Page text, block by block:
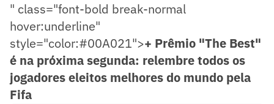
" class="font-bold break-normal
hover:underline"
style="color:#00A021">+ Prêmio "The Best"
é na próxima segunda: relembre todos os
jogadores eleitos melhores do mundo pela
Fifa